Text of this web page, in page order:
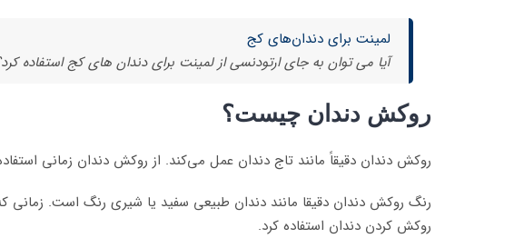
لمینت برای دندان‌های کج
آیا می توان به جای ارتودنسی از لمینت برای دندان های کج استفاده
روکش دندان چیست؟
روکش دندان دقیقاً مانند تاج دندان عمل می‌کند. از روکش دندان زمانی
رنگ روکش دندان دقیقا مانند دندان طبیعی سفید یا شیری رنگ است. زمانی
روکش کردن دندان استفاده کرد.